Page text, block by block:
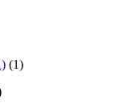
(1)